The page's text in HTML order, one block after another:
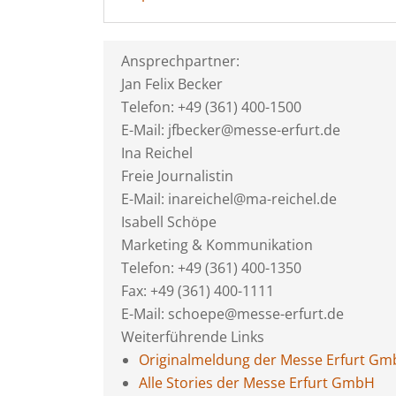
Ansprechpartner:
Jan Felix Becker
Telefon: +49 (361) 400-1500
E-Mail: jfbecker@messe-erfurt.de
Ina Reichel
Freie Journalistin
E-Mail: inareichel@ma-reichel.de
Isabell Schöpe
Marketing & Kommunikation
Telefon: +49 (361) 400-1350
Fax: +49 (361) 400-1111
E-Mail: schoepe@messe-erfurt.de
Weiterführende Links
Originalmeldung der Messe Erfurt
Alle Stories der Messe Erfurt GmbH